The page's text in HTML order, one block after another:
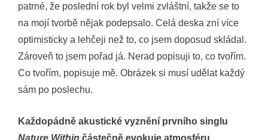
patrné, že poslední rok byl velmi zvláštní, takže se to
na mojí tvorbě nějak podepsalo. Celá deska zní více
optimisticky a lehčeji než to, co jsem doposud skládal.
Zároveň to jsem pořad já. Nerad popisuji to, co tvořím.
Co tvořím, popisuje mě. Obrázek si musí udělat každý
sám po poslechu.
Každopádně akustické vyznění prvního singlu
Nature Within částečně evokuje atmosféru